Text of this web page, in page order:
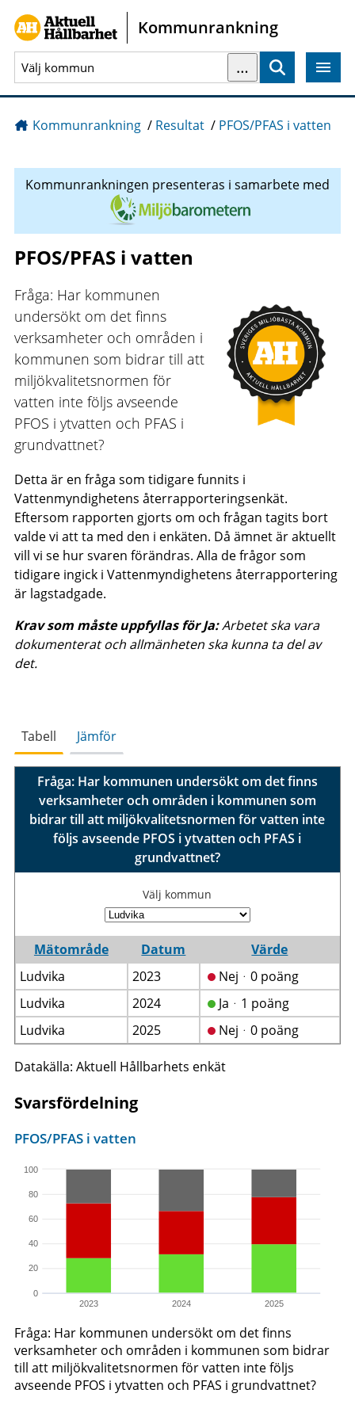
Gå direkt till sidans innehåll
Kommunrankning
…
Kommunrankning / Resultat / PFOS/PFAS i vatten
Kommunrankningen presenteras i samarbete med
PFOS/PFAS i vatten
Fråga: Har kommunen
undersökt om det finns
verksamheter och områden i
kommunen som bidrar till att
miljökvalitetsnormen för
vatten inte följs avseende
PFOS i ytvatten och PFAS i
grundvattnet?
Detta är en fråga som tidigare funnits i
Vattenmyndighetens återrapporteringsenkät.
Eftersom rapporten gjorts om och frågan tagits bort
valde vi att ta med den i enkäten. Då ämnet är aktuellt
vill vi se hur svaren förändras. Alla de frågor som
tidigare ingick i Vattenmyndighetens återrapportering
är lagstadgade.
Krav som måste uppfyllas för Ja:Arbetet ska vara
dokumenterat och allmänheten ska kunna ta del av
det.
Tabell Jämför
Fråga: Har kommunen undersökt om det finns
verksamheter och områden i kommunen som
bidrar till att miljökvalitetsnormen för vatten inte
följs avseende PFOS i ytvatten och PFAS i
grundvattnet?
Välj kommun
Mätområde Datum
Värde
Ludvika
2023
Nejᆞ0 poäng
Ludvika
2024
Jaᆞ1 poäng
Ludvika
2025 Nejᆞ0 poäng
Datakälla: Aktuell Hållbarhets enkät
Svarsfördelning
2023 2024 2025
0
20
40
60
80
100
PFOS/PFAS i vatten
Fråga: Har kommunen undersökt om det finns
verksamheter och områden i kommunen som bidrar
till att miljökvalitetsnormen för vatten inte följs
avseende PFOS i ytvatten och PFAS i grundvattnet?